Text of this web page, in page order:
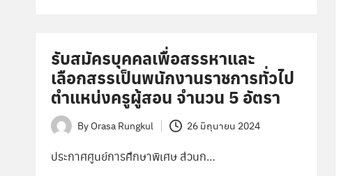
รับสมัครบุคคลเพื่อสรรหาและ
เลือกสรรเป็นพนักงานราชการทั่วไป
ตำแหน่งครูผู้สอน จำนวน 5 อัตรา
Posted
by
ByOrasa Rungkul 26 มิถุนายน 2024
ประกาศศูนย์การศึกษาพิเศษ ส่วนก…